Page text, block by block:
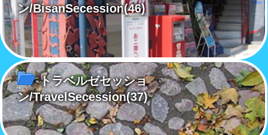
ン/BisanSecession(46)
トラベルゼセッショ
ン/TravelSecession(37)